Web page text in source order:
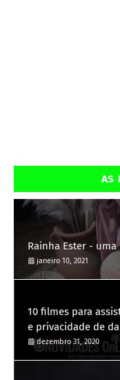
AS
janeiro 10, 2021
10 filmes para
e privacidade de
dezembro 31, 2020